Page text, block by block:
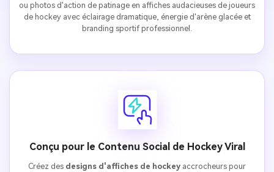
ou photos d'action de patinage en affiches audacieuses de joueurs
de hockey avec éclairage dramatique, énergie d'arène glacée et
branding sportif professionnel.
Conçu pour le Contenu Social de Hockey Viral
Créez des designs d'affiches de hockey accrocheurs pour